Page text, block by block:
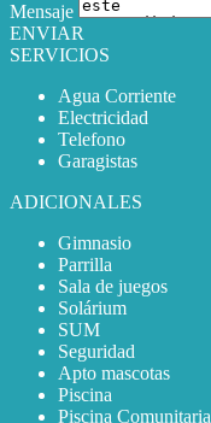
Mensaje
ENVIAR
SERVICIOS
Agua Corriente
Electricidad
Telefono
Garagistas
ADICIONALES
Gimnasio
Parrilla
Sala de juegos
Solárium
SUM
Seguridad
Apto mascotas
Piscina
Piscina Comunitaria